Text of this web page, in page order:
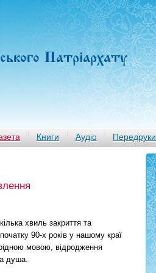
Патріархату
Книги Аудіо Передруки
хвиль закриття та
90-х років у нашому краї
мовою, відродження
душа.